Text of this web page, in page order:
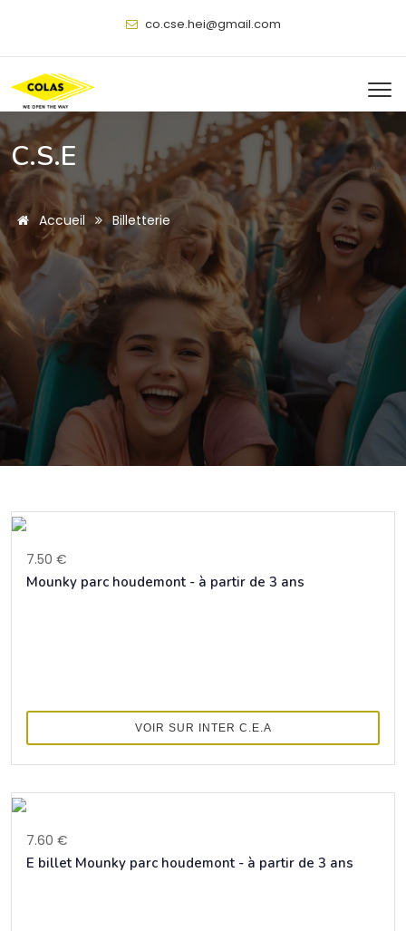
@
C.S.E
Accueil Billetterie
7.50 €
Mounky parc houdemont - à partir de 3 ans
VOIR SUR INTER C.E.A
7.60 €
E billet Mounky parc houdemont - à partir de 3 ans